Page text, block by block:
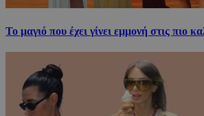
Το μαγιό που έχει γίνει εμμονή στις πιο